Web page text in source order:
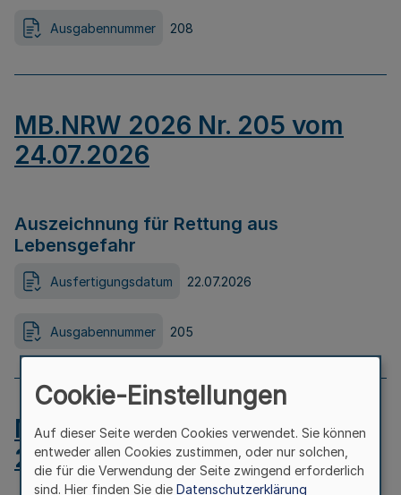
Ausgabennummer 208
MB.NRW 2026 Nr. 205 vom
24.07.2026
Auszeichnung für Rettung aus
Lebensgefahr
Ausfertigungsdatum 22.07.2026
Ausgabennummer 205
MB.NRW 2026 Nr. 204 vom
24.07.2026
Cookie-Einstellungen
Auf dieser Seite werden Cookies verwendet. Sie können
entweder allen Cookies zustimmen, oder nur solchen,
die für die Verwendung der Seite zwingend erforderlich
sind. Hier finden Sie die Datenschutzerklärung